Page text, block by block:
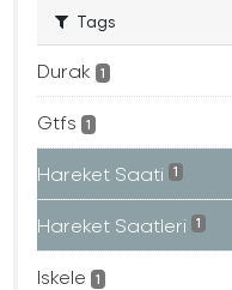
Tags
Durak 1
Gtfs 1
Hareket Saati 1
Hareket Saatleri 1
Iskele 1